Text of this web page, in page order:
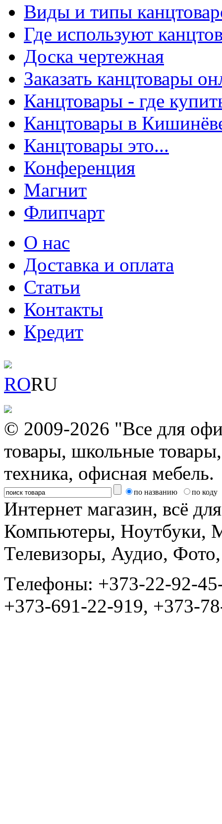
Виды и типы
Где используют
Доска чертежная
Заказать канцтовары
Канцтовары - где
Канцтовары в
Канцтовары это...
Конференция
Магнит
Флипчарт
О нас
Доставка и оплата
Статьи
Контакты
Кредит
RORU
© 2009-2026 "Все для
товары, школьные
техника, офисная мебель.
по названию по коду
Интернет магазин, всё
Компьютеры, Ноутбуки,
Телевизоры, Аудио,
Tелефоны: +373-22-92-
+373-691-22-919, +373-